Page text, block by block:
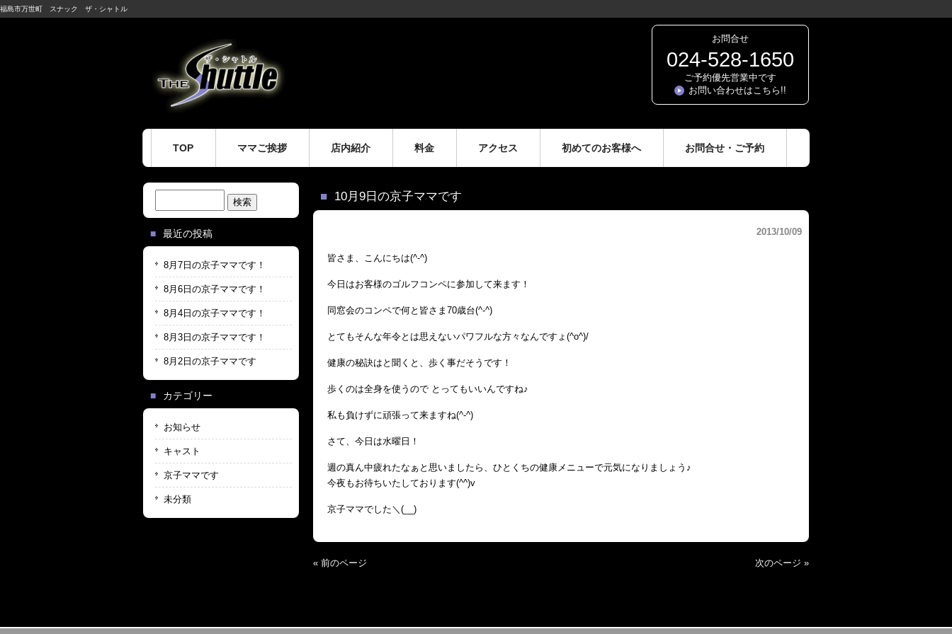
福島市万世町 スナック ザ・シャトル
お問合せ
024-528-1650
ご予約優先営業中です
お問い合わせはこちら!!
TOP ママご挨拶 店内紹介 料金 アクセス 初めてのお客様へ お問合せ・ご予約
10月9日の京子ママです
2013/10/09
皆さま、こんにちは(^-^)
今日はお客様のゴルフコンペに参加して来ます！
同窓会のコンペで何と皆さま70歳台(^-^)
とてもそんな年令とは思えないパワフルな方々なんですょ(^o^)/
健康の秘訣はと聞くと、歩く事だそうです！
歩くのは全身を使うので とってもいいんですね♪
私も負けずに頑張って来ますね(^-^)
さて、今日は水曜日！
週の真ん中疲れたなぁと思いましたら、ひとくちの健康メニューで元気になりましょう♪
今夜もお待ちいたしております(^^)v
京子ママでした＼(__)
« 前のページ 次のページ »
索:
最近の投稿
8月7日の京子ママです！
8月6日の京子ママです！
8月4日の京子ママです！
8月3日の京子ママです！
8月2日の京子ママです
カテゴリー
お知らせ
キャスト
京子ママです
未分類